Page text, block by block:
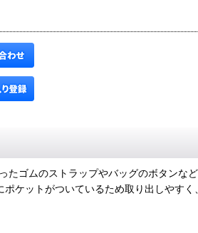
ゴムのストラップやバッグのボタンな
ケットがついているため取り出しやす